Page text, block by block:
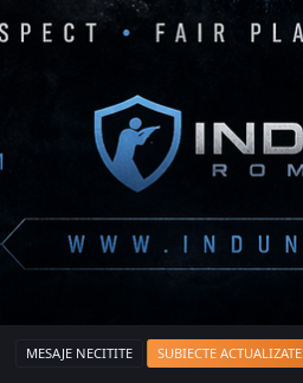
MESAJE NECITITE SUBIECTE ACTUALIZATE